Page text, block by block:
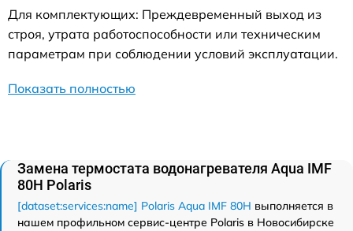
Для комплектующих: Преждевременный выход из
строя, утрата работоспособности или техническим
параметрам при соблюдении условий эксплуатации.
Показать полностью
Замена термостата водонагревателя Aqua IMF
80H Polaris
[dataset:services:name] Polaris Aqua IMF 80H выполняется в
нашем профильном сервис-центре Polaris в Новосибирске